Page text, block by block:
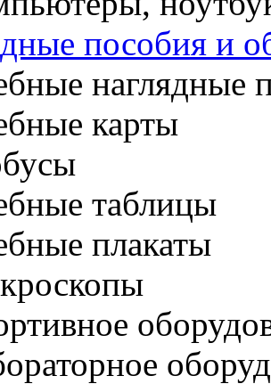
пособия и
наглядные
карты
таблицы
плакаты